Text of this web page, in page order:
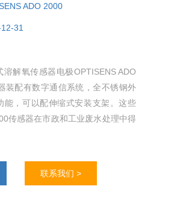
ADO 2000
31
溶解氧传感器电极OPTISENS ADO
装配有数字通信系统，全不锈钢外
能，可以配伸缩式安装支架。这些
传感器在市政和工业废水处理中得
联系我们 >